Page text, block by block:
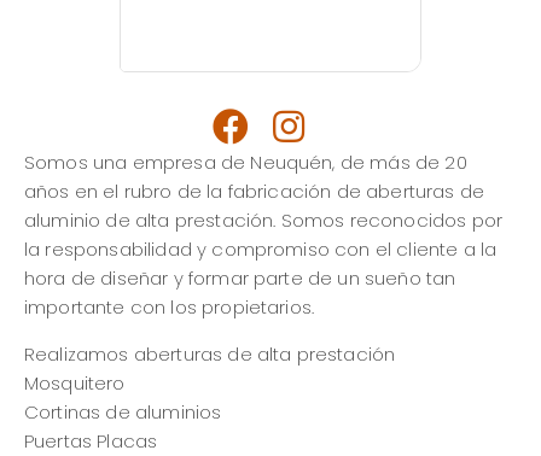
Somos una empresa de Neuquén, de más de 20
años en el rubro de la fabricación de aberturas de
aluminio de alta prestación. Somos reconocidos por
la responsabilidad y compromiso con el cliente a la
hora de diseñar y formar parte de un sueño tan
importante con los propietarios.
Realizamos aberturas de alta prestación
Mosquitero
Cortinas de aluminios
Puertas Placas